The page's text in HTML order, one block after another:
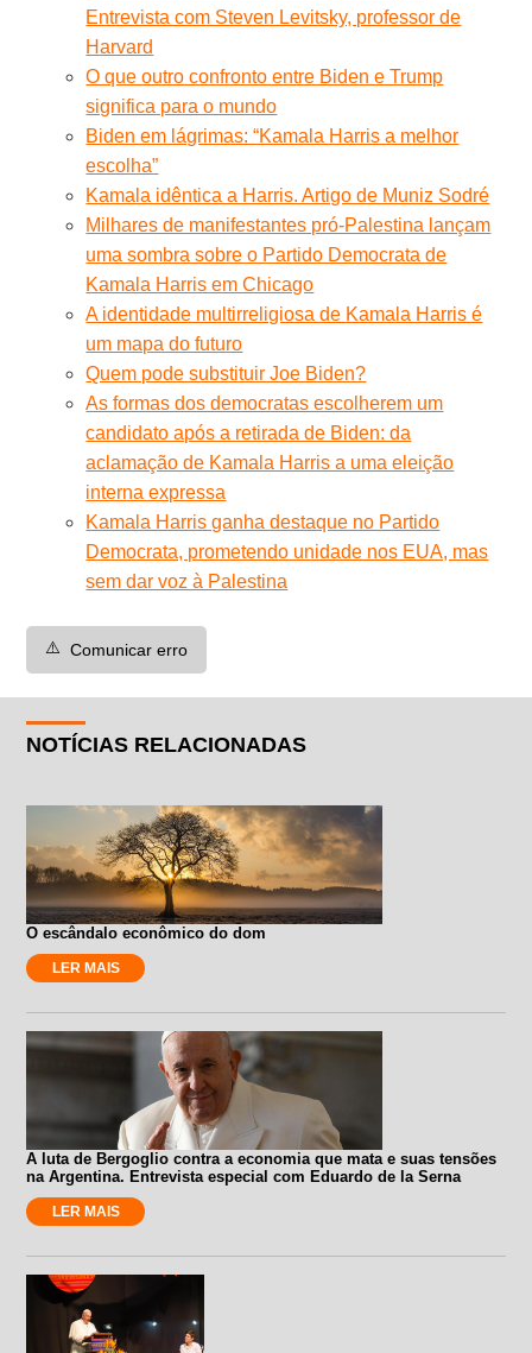
Entrevista com Steven Levitsky, professor de
Harvard
O que outro confronto entre Biden e Trump
significa para o mundo
Biden em lágrimas: “Kamala Harris a melhor
escolha”
Kamala idêntica a Harris. Artigo de Muniz Sodré
Milhares de manifestantes pró-Palestina lançam
uma sombra sobre o Partido Democrata de
Kamala Harris em Chicago
A identidade multirreligiosa de Kamala Harris é
um mapa do futuro
Quem pode substituir Joe Biden?
As formas dos democratas escolherem um
candidato após a retirada de Biden: da
aclamação de Kamala Harris a uma eleição
interna expressa
Kamala Harris ganha destaque no Partido
Democrata, prometendo unidade nos EUA, mas
sem dar voz à Palestina
⚠️ Comunicar erro
NOTÍCIAS RELACIONADAS
O escândalo econômico do dom
LER MAIS
A luta de Bergoglio contra a economia que mata e suas tensões
na Argentina. Entrevista especial com Eduardo de la Serna
LER MAIS